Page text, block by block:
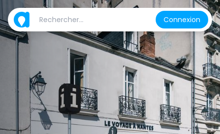
Connexion